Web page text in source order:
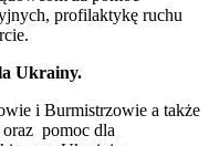
profilaktykę ruchu
Ukrainy.
i Burmistrzowie a także
pomoc dla